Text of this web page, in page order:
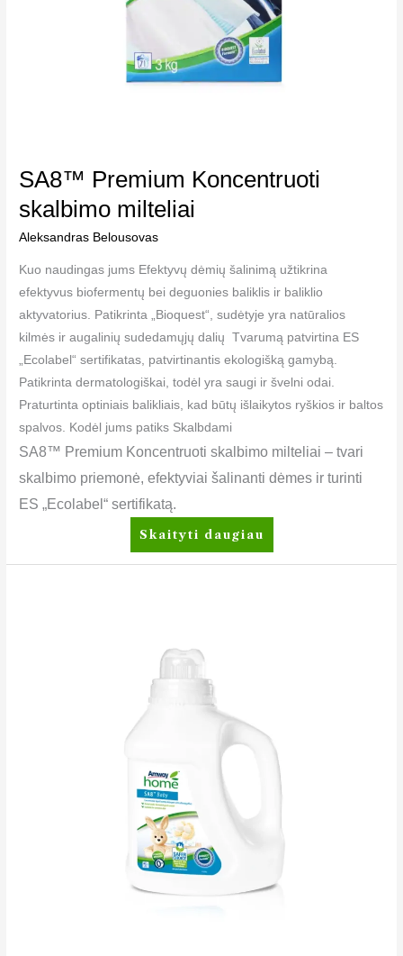
SA8™ Premium Koncentruoti
skalbimo milteliai
Aleksandras Belousovas
Kuo naudingas jums Efektyvų dėmių šalinimą užtikrina
efektyvus biofermentų bei deguonies baliklis ir baliklio
aktyvatorius. Patikrinta „Bioquest“, sudėtyje yra natūralios
kilmės ir augalinių sudedamųjų dalių Tvarumą patvirtina ES
„Ecolabel“ sertifikatas, patvirtinantis ekologišką gamybą.
Patikrinta dermatologiškai, todėl yra saugi ir švelni odai.
Praturtinta optiniais balikliais, kad būtų išlaikytos ryškios ir baltos
spalvos. Kodėl jums patiks Skalbdami
SA8™ Premium Koncentruoti skalbimo milteliai – tvari
skalbimo priemonė, efektyviai šalinanti dėmes ir turinti
ES „Ecolabel“ sertifikatą.
Skaityti daugiau
Koncentruotas
skalbimo
skystis,
suteikiantys
Amway
Home™